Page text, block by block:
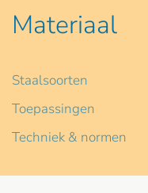
Materiaal
Staalsoorten
Toepassingen
Techniek & normen